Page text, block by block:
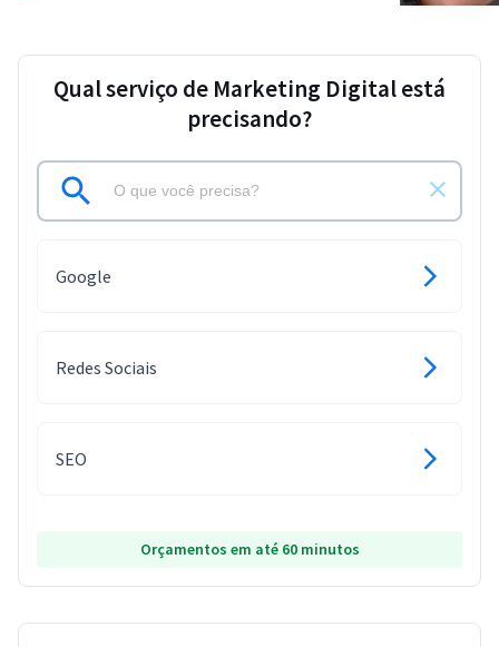
Qual serviço de Marketing Digital está
precisando?
Google
Redes Sociais
SEO
Orçamentos em até 60 minutos